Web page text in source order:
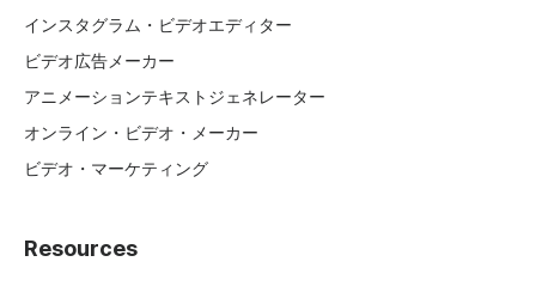
インスタグラム・ビデオエディター
ビデオ広告メーカー
アニメーションテキストジェネレーター
オンライン・ビデオ・メーカー
ビデオ・マーケティング
Resources